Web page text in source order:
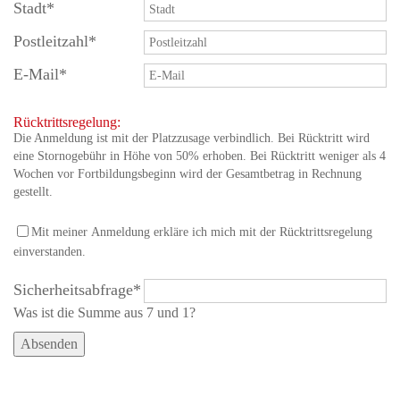
Stadt*
Postleitzahl*
E-Mail*
Rücktrittsregelung:
Die Anmeldung ist mit der Platzzusage verbindlich. Bei Rücktritt wird
eine Stornogebühr in Höhe von 50% erhoben. Bei Rücktritt weniger als 4
Wochen vor Fortbildungsbeginn wird der Gesamtbetrag in Rechnung
gestellt.
Mit meiner Anmeldung erkläre ich mich mit der Rücktrittsregelung
einverstanden.
Sicherheitsabfrage*
Was ist die Summe aus 7 und 1?
Absenden